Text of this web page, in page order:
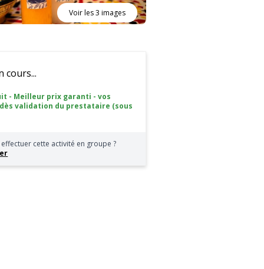
Voir les 3 images
cours...
- Meilleur prix garanti - vos
validation du prestataire (sous
cette activité en groupe ?